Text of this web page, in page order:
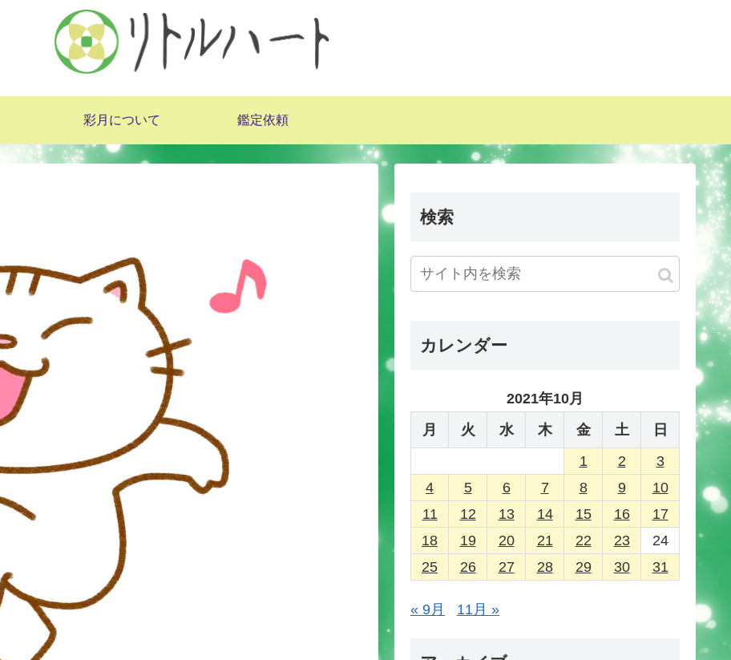
彩月について 鑑定依頼
検索
カレンダー
2021年10月
月
火 水 木 金 土
日
1
2
3
4
5 6 7 8 9
10
11
12 13 14 15 16
17
18
19 20 21 22 23
24
25
26 27 28 29 30 31
« 9月 11月 »